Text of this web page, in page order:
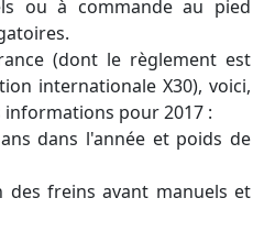
ou à commande au pied
(dont le règlement est
internationale X30), voici,
pour 2017 :
dans l'année et poids de
des freins avant manuels et